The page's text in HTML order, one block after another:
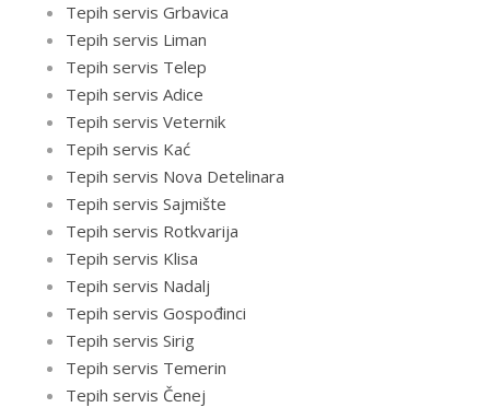
Tepih servis Grbavica
Tepih servis Liman
Tepih servis Telep
Tepih servis Adice
Tepih servis Veternik
Tepih servis Kać
Tepih servis Nova Detelinara
Tepih servis Sajmište
Tepih servis Rotkvarija
Tepih servis Klisa
Tepih servis Nadalj
Tepih servis Gospođinci
Tepih servis Sirig
Tepih servis Temerin
Tepih servis Čenej